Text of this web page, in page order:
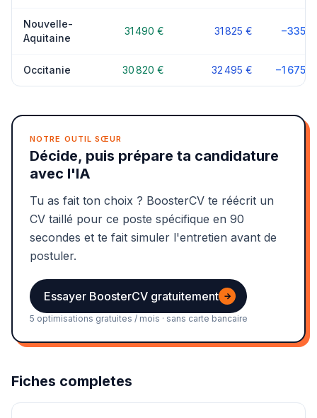
Nouvelle-
Aquitaine
31 490 € 31 825 € −335 €
Occitanie 30 820 € 32 495 € −1 675 €
NOTRE OUTIL SŒUR
Décide, puis prépare ta candidature
avec l'IA
Tu as fait ton choix ? BoosterCV te réécrit un
CV taillé pour ce poste spécifique en 90
secondes et te fait simuler l'entretien avant de
postuler.
Essayer BoosterCV gratuitement →
5 optimisations gratuites / mois · sans carte bancaire
Fiches completes